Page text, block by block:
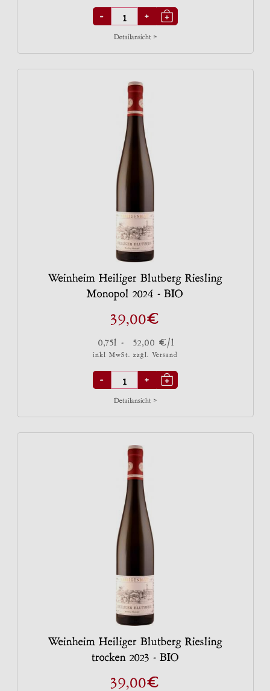
- +
Detailansicht >
Weinheim Heiliger Blutberg Riesling
Monopol 2024 - BIO
39,00€
0,75l - 52,00 €/l
inkl MwSt. zzgl. Versand
- +
Detailansicht >
Weinheim Heiliger Blutberg Riesling
trocken 2023 - BIO
39,00€